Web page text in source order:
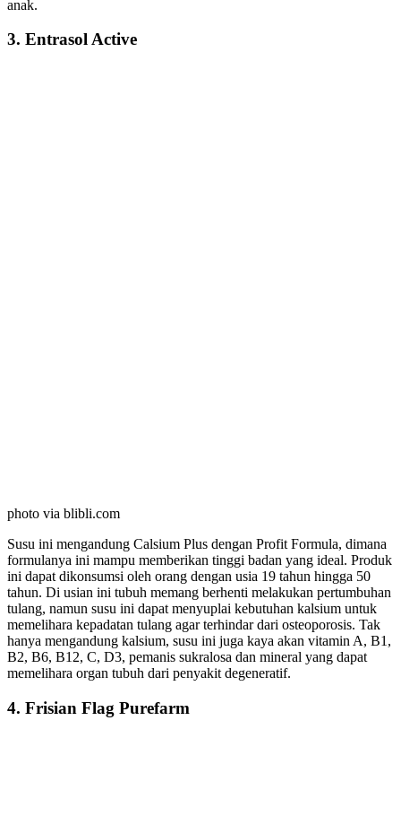
anak.
3. Entrasol Active
photo via blibli.com
Susu ini mengandung Calsium Plus dengan Profit Formula, dimana
formulanya ini mampu memberikan tinggi badan yang ideal. Produk
ini dapat dikonsumsi oleh orang dengan usia 19 tahun hingga 50
tahun. Di usian ini tubuh memang berhenti melakukan pertumbuhan
tulang, namun susu ini dapat menyuplai kebutuhan kalsium untuk
memelihara kepadatan tulang agar terhindar dari osteoporosis. Tak
hanya mengandung kalsium, susu ini juga kaya akan vitamin A, B1,
B2, B6, B12, C, D3, pemanis sukralosa dan mineral yang dapat
memelihara organ tubuh dari penyakit degeneratif.
4. Frisian Flag Purefarm